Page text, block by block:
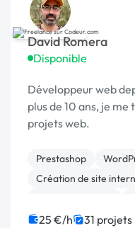
David Romera
Disponible
Développeur web
plus de 10 ans, je
projets web.
Prestashop
Création de site
Développement
25 €/h 31